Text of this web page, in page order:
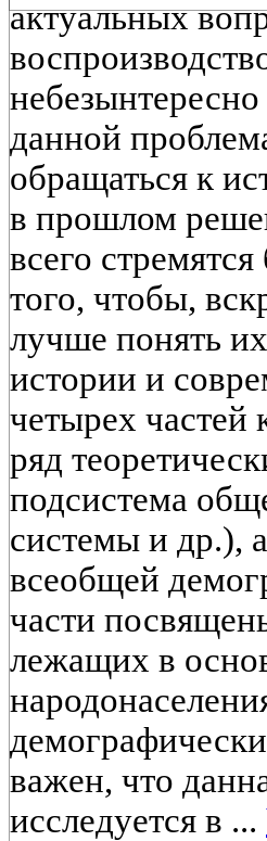
актуальных
данной
обращаться к
в прошлом
всего
того, чтобы,
лучше понять
истории и
четырех частей
ряд
подсистема
системы и др.),
всеобщей
части
лежащих в
важен, что
исследуется в ...